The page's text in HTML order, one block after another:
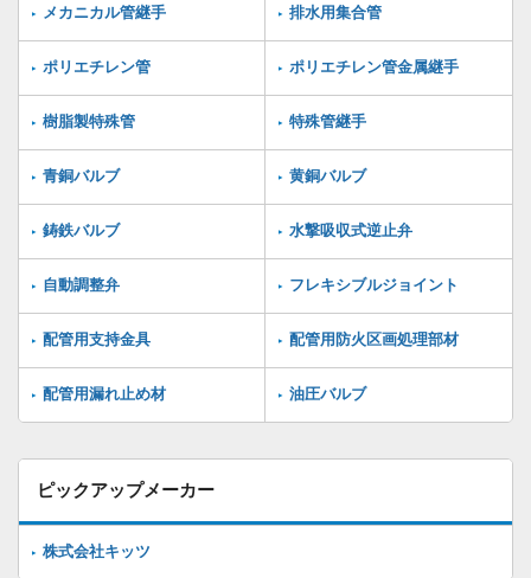
メカニカル管継手 排水用集合管
ポリエチレン管 ポリエチレン管金属継手
樹脂製特殊管 特殊管継手
青銅バルブ 黄銅バルブ
鋳鉄バルブ 水撃吸収式逆止弁
自動調整弁 フレキシブルジョイント
配管用支持金具 配管用防火区画処理部材
配管用漏れ止め材 油圧バルブ
ピックアップメーカー
株式会社キッツ